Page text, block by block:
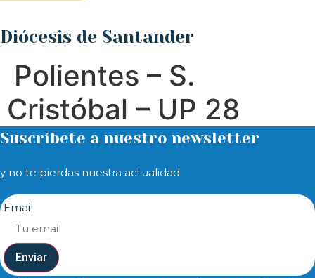
Diócesis de Santander
Polientes – S.
Cristóbal – UP 28
Suscríbete a nuestro newsletter
y no te pierdas nuestra actualidad
Email
Enviar